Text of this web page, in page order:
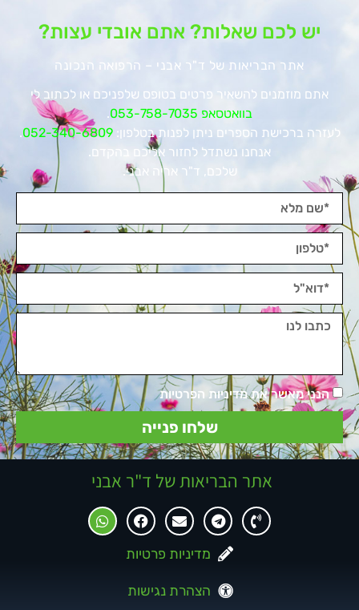
יש לכם שאלות? אתם אובדי עצות?
אתר הבריאות של ד"ר אבני – הרפואה הנכונה
אתם מוזמנים להשאיר פרטים בטופס שלפניכם או לכתוב לי
בוואטסאפ 053-758-7035
.
לעזרה ברכישת הספרים ניתן לפנות בטלפון:052-340-6809
.
אנחנו נשתדל לחזור אליכם בהקדם.
שלכם, ד"ר אריה אבני.
הנני מאשר את מדיניות הפרטיות
שלחו פנייה
אתר הבריאות של ד"ר אבני
מדיניות פרטיות
הצהרת נגישות